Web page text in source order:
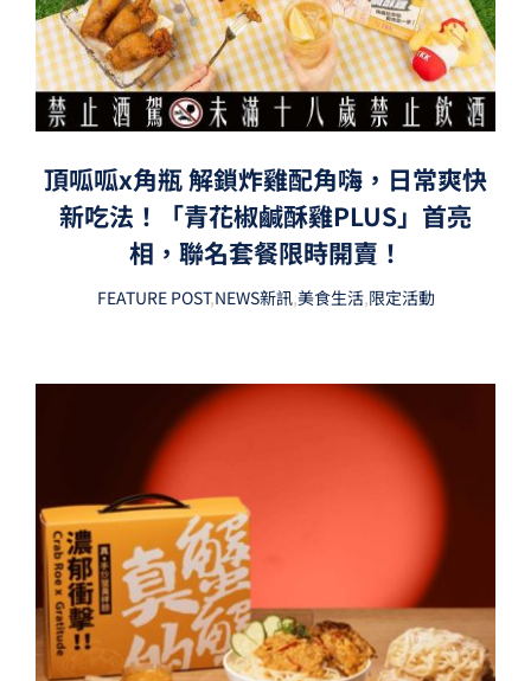
頂呱呱x角瓶 解鎖炸雞配角嗨，日常爽快
新吃法！「青花椒鹹酥雞PLUS」首亮
相，聯名套餐限時開賣！
FEATURE POST,NEWS新訊,美食生活,限定活動